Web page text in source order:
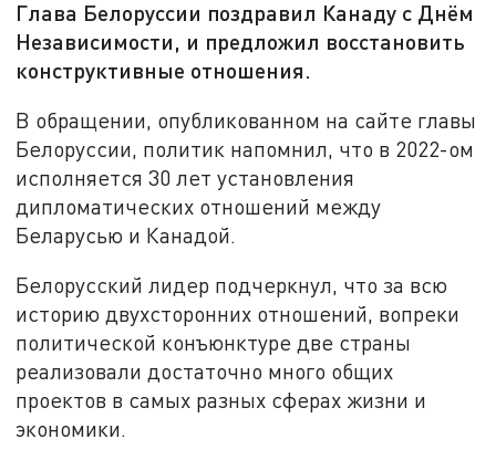
Глава Белоруссии поздравил Канаду с Днём
Независимости, и предложил восстановить
конструктивные отношения.
В обращении, опубликованном на сайте главы
Белоруссии, политик напомнил, что в 2022-ом
исполняется 30 лет установления
дипломатических отношений между
Беларусью и Канадой.
Белорусский лидер подчеркнул, что за всю
историю двухсторонних отношений, вопреки
политической конъюнктуре две страны
реализовали достаточно много общих
проектов в самых разных сферах жизни и
экономики.